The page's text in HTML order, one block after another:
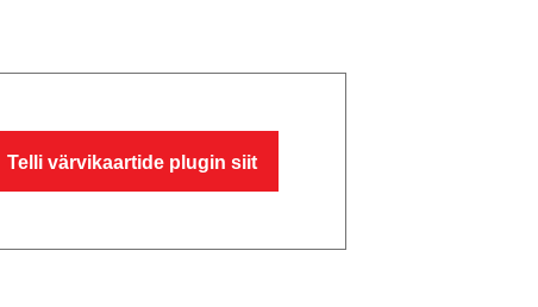
Telli värvikaartide plugin siit